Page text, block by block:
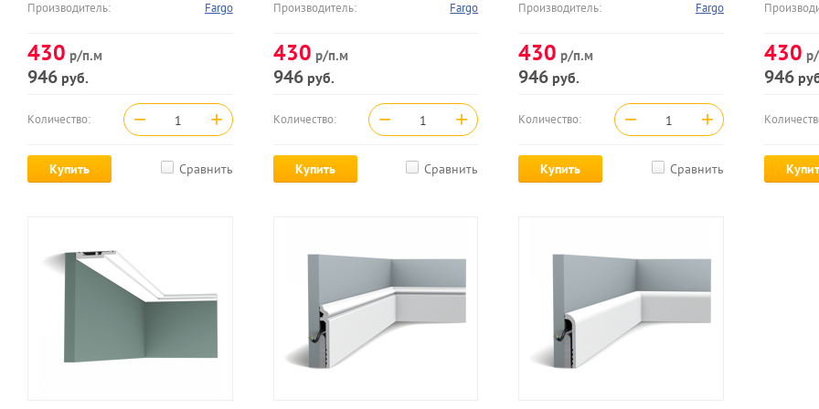
Производитель: Fargo
430 р/п.м
946 руб.
Количество: − +
Купить Сравнить
Производитель: Fargo
430 р/п.м
946руб.
Количество: − +
Купить Сравнить
Производитель: Fargo
430 р/п.м
946 руб.
Количество: − +
Купить Сравнить
430
946